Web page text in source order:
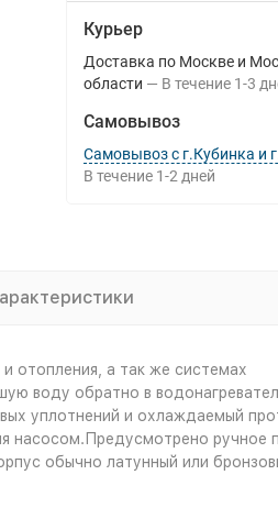
Курьер
Доставка по Москве и
области
В течение 1-3
Самовывоз
Самовывоз с г.Кубинка и
В течение 1-2 дней
отопления, а так же системах
воду обратно в
уплотнений и охлаждаемый
насосом.Предусмотрено ручное
обычно латунный или